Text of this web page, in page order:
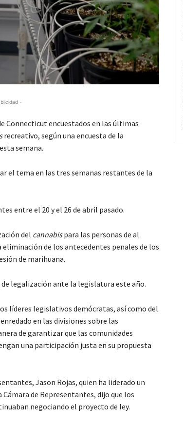
-
Connecticut encuestados en las últimas
recreativo, según una encuesta de la
semana.
el tema en las tres semanas restantes de la
entre el 20 y el 26 de abril pasado.
del cannabispara las personas de al
eliminación de los antecedentes penales de los
de marihuana.
legalización ante la legislatura este año.
líderes legislativos demócratas, así como del
en las divisiones sobre las
de garantizar que las comunidades
una participación justa en su propuesta
Jason Rojas, quien ha liderado un
de Representantes, dijo que los
negociando el proyecto de ley.